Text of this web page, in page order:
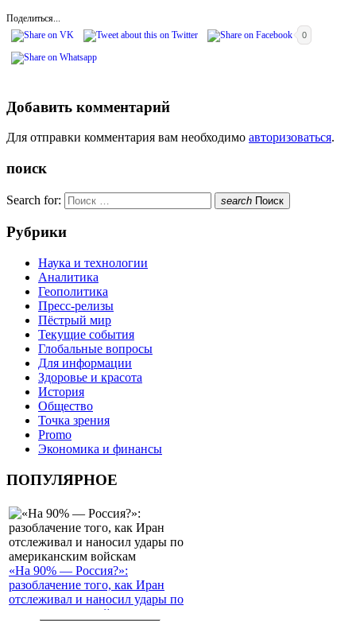
Поделиться...
0
Добавить комментарий
Для отправки комментария вам необходимо авторизоваться.
поиск
Search for: search Поиск
Рубрики
Наука и технологии
Аналитика
Геополитика
Пресс-релизы
Пёстрый мир
Текущие события
Глобальные вопросы
Для информации
Здоровье и красота
История
Общество
Точка зрения
Promo
Экономика и финансы
ПОПУЛЯРНОЕ
«На 90% — Россия?»:
разоблачение того, как Иран
отслеживал и наносил удары по
американским войскам